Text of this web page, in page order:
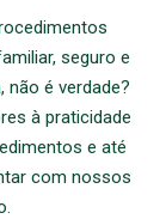
seguro e
não é verdade?
à praticidade
e até
com nossos